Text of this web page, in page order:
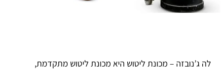
לה ג’נובזה – מכונת ליטוש היא מכונת ליטוש מתקדמת,